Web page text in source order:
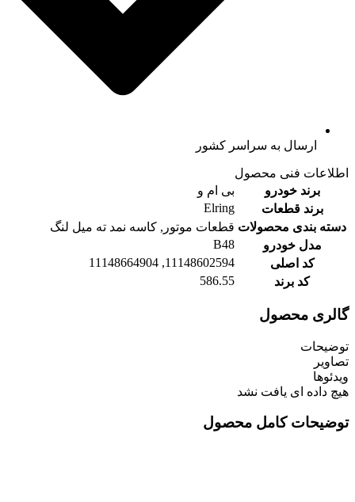
ارسال به سراسر کشور
اطلاعات فنی محصول
برند خودرو
بی ام و
برند قطعات
Elring
دسته بندی محصولات قطعات موتور, کاسه نمد ته میل لنگ
مدل خودرو
B48
کد اصلی
11148602594, 11148664904
کد برند
586.55
گالری محصول
توضیحات
تصاویر
ویدئوها
هیچ داده ای یافت نشد
توضیحات کامل محصول